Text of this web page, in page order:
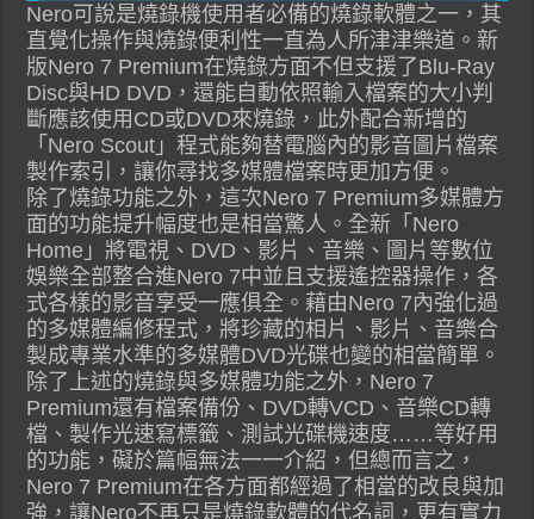
Nero可說是燒錄機使用者必備的燒錄軟體之一，其
直覺化操作與燒錄便利性一直為人所津津樂道。新
版Nero 7 Premium在燒錄方面不但支援了Blu-Ray
Disc與HD DVD，還能自動依照輸入檔案的大小判
斷應該使用CD或DVD來燒錄，此外配合新增的
「Nero Scout」程式能夠替電腦內的影音圖片檔案
製作索引，讓你尋找多媒體檔案時更加方便。
除了燒錄功能之外，這次Nero 7 Premium多媒體方
面的功能提升幅度也是相當驚人。全新「Nero
Home」將電視、DVD、影片、音樂、圖片等數位
娛樂全部整合進Nero 7中並且支援遙控器操作，各
式各樣的影音享受一應俱全。藉由Nero 7內強化過
的多媒體編修程式，將珍藏的相片、影片、音樂合
製成專業水準的多媒體DVD光碟也變的相當簡單。
除了上述的燒錄與多媒體功能之外，Nero 7
Premium還有檔案備份、DVD轉VCD、音樂CD轉
檔、製作光速寫標籤、測試光碟機速度……等好用
的功能，礙於篇幅無法一一介紹，但總而言之，
Nero 7 Premium在各方面都經過了相當的改良與加
強，讓Nero不再只是燒錄軟體的代名詞，更有實力